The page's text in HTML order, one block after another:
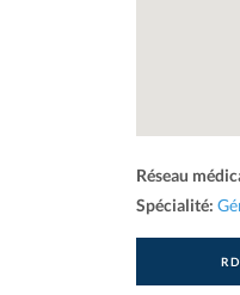
Réseau
Spécialité: